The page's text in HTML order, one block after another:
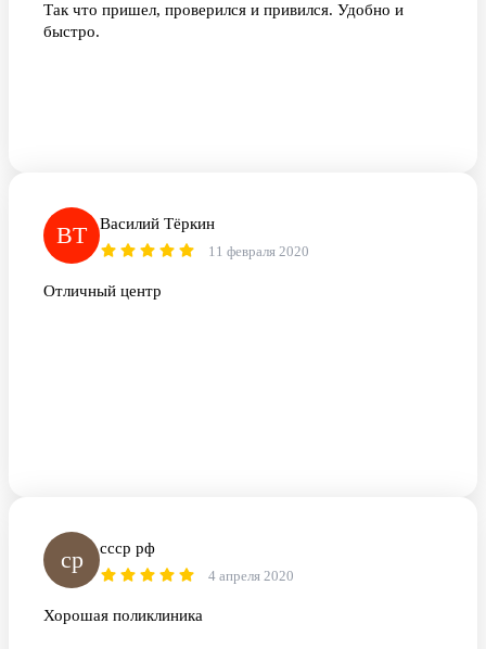
Так что пришел, проверился и привился. Удобно и
быстро.
ВТ Василий Тёркин
11 февраля 2020
Отличный центр
ср ссср рф
4 апреля 2020
Хорошая поликлиника